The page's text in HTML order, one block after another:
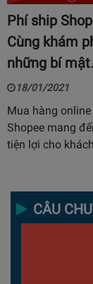
Phí ship
Cùng khám
những bí
18/01/2021
Mua hàng online
Shopee mang
tiện lợi cho
CÂU